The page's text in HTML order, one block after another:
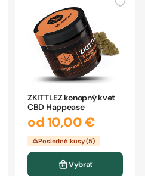
ZKITTLEZ konopný kvet
CBD Happease
od 10,00 €
Posledné kusy (5)
Vybrať